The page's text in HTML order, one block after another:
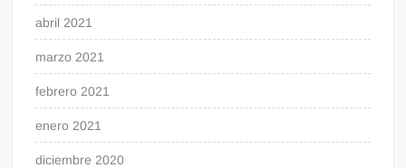
abril 2021
marzo 2021
febrero 2021
enero 2021
diciembre 2020